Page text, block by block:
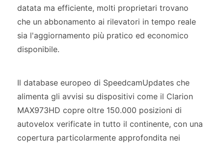
datata ma efficiente, molti proprietari trovano
che un abbonamento ai rilevatori in tempo reale
sia l'aggiornamento più pratico ed economico
disponibile.
Il database europeo di SpeedcamUpdates che
alimenta gli avvisi su dispositivi come il Clarion
MAX973HD copre oltre 150.000 posizioni di
autovelox verificate in tutto il continente, con una
copertura particolarmente approfondita nei